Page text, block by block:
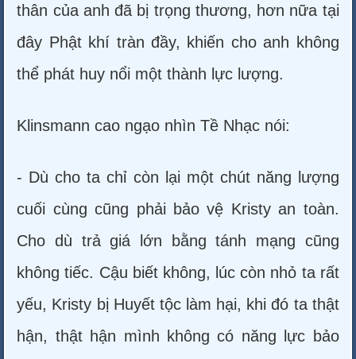
thân của anh đã bị trọng thương, hơn nữa tại
đây Phật khí tràn đầy, khiến cho anh không
thể phát huy nổi một thành lực lượng.
Klinsmann cao ngạo nhìn Tề Nhạc nói:
- Dù cho ta chỉ còn lại một chút năng lượng
cuối cùng cũng phải bảo vệ Kristy an toàn.
Cho dù trả giá lớn bằng tánh mạng cũng
không tiếc. Cậu biết không, lúc còn nhỏ ta rất
yếu, Kristy bị Huyết tộc làm hại, khi đó ta thật
hận, thật hận mình không có năng lực bảo